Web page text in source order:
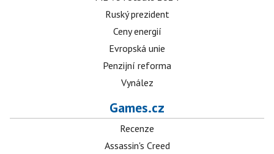
Ruský prezident
Ceny energií
Evropská unie
Penzijní reforma
Vynález
Games.cz
Recenze
Assassin's Creed